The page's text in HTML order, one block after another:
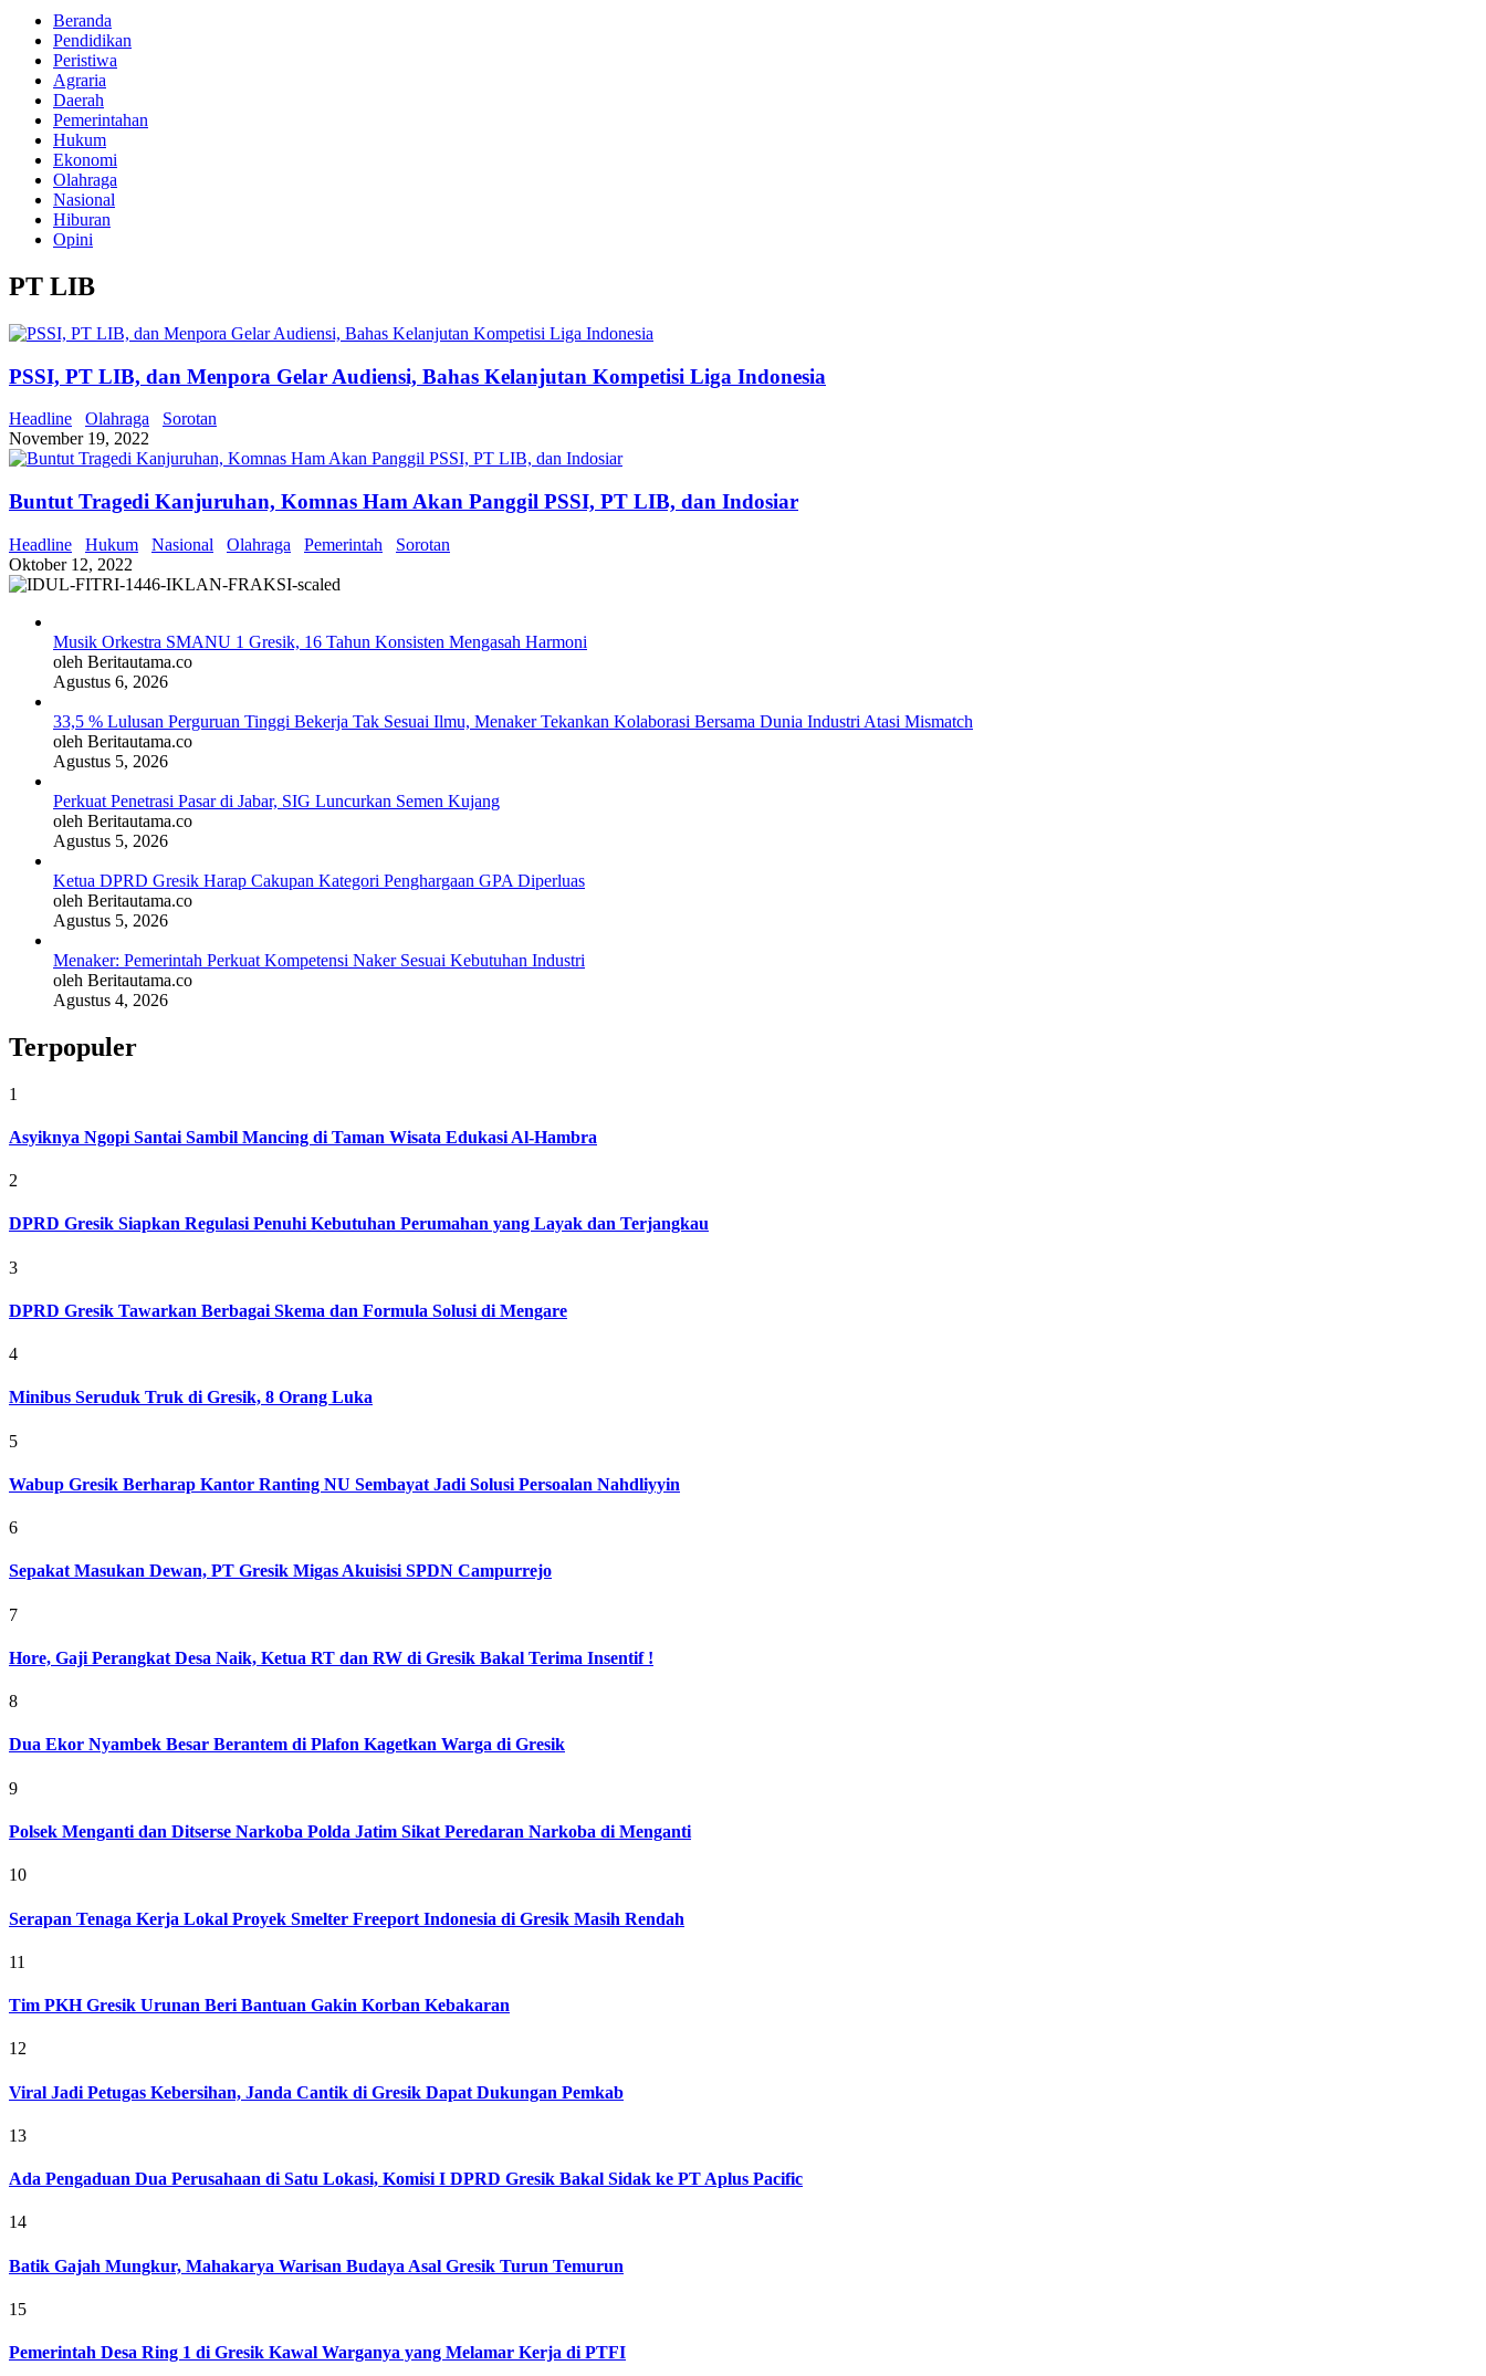
Beranda
Pendidikan
Peristiwa
Agraria
Daerah
Pemerintahan
Hukum
Ekonomi
Olahraga
Nasional
Hiburan
Opini
PT LIB
PSSI, PT LIB, dan Menpora Gelar Audiensi, Bahas Kelanjutan Kompetisi Liga Indonesia
Headline Olahraga
Sorotan
November 19, 2022
Buntut Tragedi Kanjuruhan, Komnas Ham Akan Panggil PSSI, PT LIB, dan Indosiar
Headline Hukum Nasional Olahraga Pemerintah
Sorotan
Oktober 12, 2022
Musik Orkestra SMANU 1 Gresik, 16 Tahun Konsisten Mengasah Harmoni
oleh Beritautama.co
Agustus 6, 2026
33,5 % Lulusan Perguruan Tinggi Bekerja Tak Sesuai Ilmu, Menaker Tekankan Kolaborasi Bersama Dunia Industri Atasi Mismatch
oleh Beritautama.co
Agustus 5, 2026
Perkuat Penetrasi Pasar di Jabar, SIG Luncurkan Semen Kujang
oleh Beritautama.co
Agustus 5, 2026
Ketua DPRD Gresik Harap Cakupan Kategori Penghargaan GPA Diperluas
oleh Beritautama.co
Agustus 5, 2026
Menaker: Pemerintah Perkuat Kompetensi Naker Sesuai Kebutuhan Industri
oleh Beritautama.co
Agustus 4, 2026
Terpopuler
1
Asyiknya Ngopi Santai Sambil Mancing di Taman Wisata Edukasi Al-Hambra
2
DPRD Gresik Siapkan Regulasi Penuhi Kebutuhan Perumahan yang Layak dan Terjangkau
3
DPRD Gresik Tawarkan Berbagai Skema dan Formula Solusi di Mengare
4
Minibus Seruduk Truk di Gresik, 8 Orang Luka
5
Wabup Gresik Berharap Kantor Ranting NU Sembayat Jadi Solusi Persoalan Nahdliyyin
6
Sepakat Masukan Dewan, PT Gresik Migas Akuisisi SPDN Campurrejo
7
Hore, Gaji Perangkat Desa Naik, Ketua RT dan RW di Gresik Bakal Terima Insentif !
8
Dua Ekor Nyambek Besar Berantem di Plafon Kagetkan Warga di Gresik
9
Polsek Menganti dan Ditserse Narkoba Polda Jatim Sikat Peredaran Narkoba di Menganti
10
Serapan Tenaga Kerja Lokal Proyek Smelter Freeport Indonesia di Gresik Masih Rendah
11
Tim PKH Gresik Urunan Beri Bantuan Gakin Korban Kebakaran
12
Viral Jadi Petugas Kebersihan, Janda Cantik di Gresik Dapat Dukungan Pemkab
13
Ada Pengaduan Dua Perusahaan di Satu Lokasi, Komisi I DPRD Gresik Bakal Sidak ke PT Aplus Pacific
14
Batik Gajah Mungkur, Mahakarya Warisan Budaya Asal Gresik Turun Temurun
15
Pemerintah Desa Ring 1 di Gresik Kawal Warganya yang Melamar Kerja di PTFI